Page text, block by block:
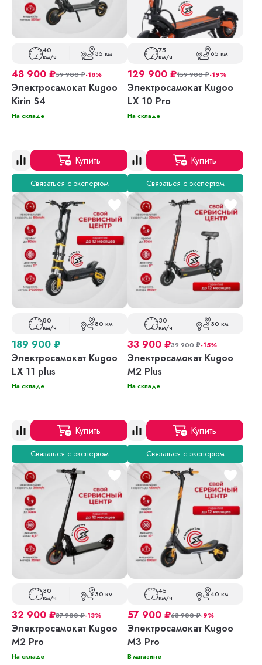
40
км/ч 35 км
48 900 ₽59 900₽-18%
Электросамокат Kugoo
Kirin S4
На складе
Купить
Связаться с экспертом
75
км/ч 65 км
129 900 ₽159 900₽-19%
Электросамокат Kugoo
LX 10 Pro
На складе
Купить
Связаться с экспертом
80
км/ч 80 км
189 900 ₽
Электросамокат Kugoo
LX 11 plus
На складе
Купить
Связаться с экспертом
30
км/ч 30 км
33 900 ₽39 900₽-15%
Электросамокат Kugoo
M2 Plus
На складе
Купить
Связаться с экспертом
30
км/ч 30 км
32 900 ₽37 900₽-13%
Электросамокат Kugoo
M2 Pro
На складе
45
км/ч 40 км
57 900 ₽63 900₽-9%
Электросамокат Kugoo
M3 Pro
В магазине